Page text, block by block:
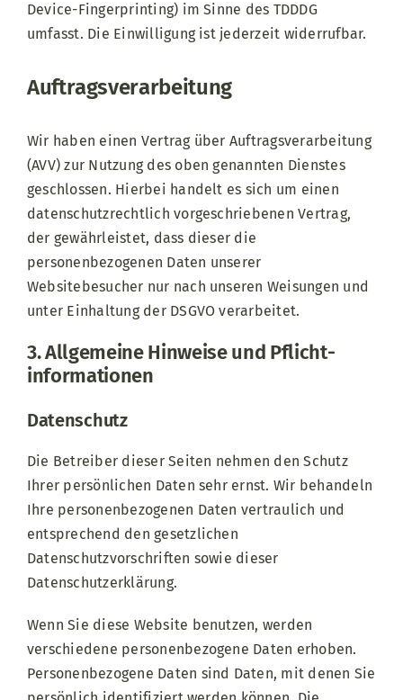
Device-Fingerprinting) im Sinne des TDDDG
umfasst. Die Einwilligung ist jederzeit widerrufbar.
Auftragsverarbeitung
Wir haben einen Vertrag über Auftragsverarbeitung
(AVV) zur Nutzung des oben genannten Dienstes
geschlossen. Hierbei handelt es sich um einen
datenschutzrechtlich vorgeschriebenen Vertrag,
der gewährleistet, dass dieser die
personenbezogenen Daten unserer
Websitebesucher nur nach unseren Weisungen und
unter Einhaltung der DSGVO verarbeitet.
3. Allgemeine Hinweise und Pflicht­
informationen
Datenschutz
Die Betreiber dieser Seiten nehmen den Schutz
Ihrer persönlichen Daten sehr ernst. Wir behandeln
Ihre personenbezogenen Daten vertraulich und
entsprechend den gesetzlichen
Datenschutzvorschriften sowie dieser
Datenschutzerklärung.
Wenn Sie diese Website benutzen, werden
verschiedene personenbezogene Daten erhoben.
Personenbezogene Daten sind Daten, mit denen Sie